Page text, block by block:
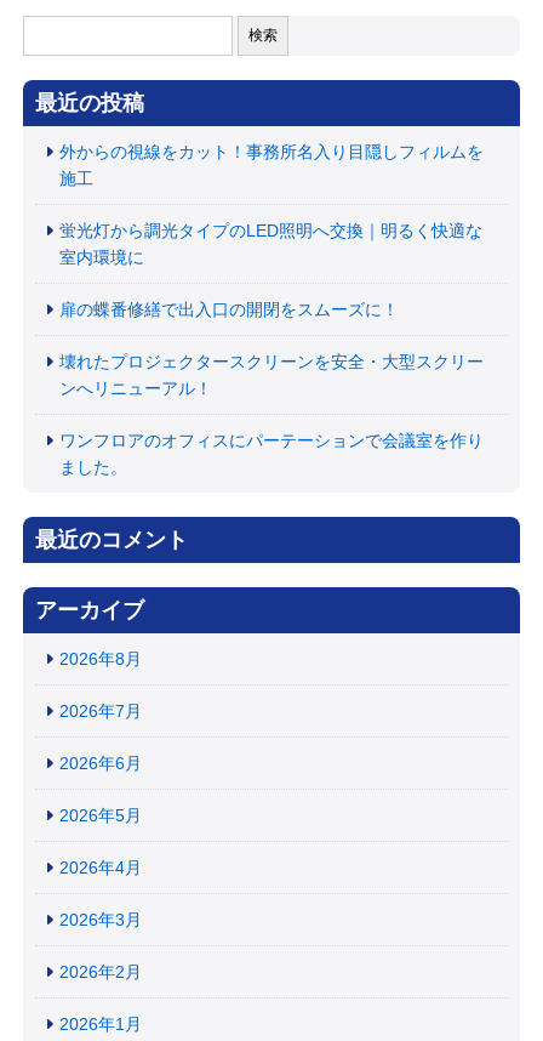
索:
最近の投稿
外からの視線をカット！事務所名入り目隠しフィルムを
施工
蛍光灯から調光タイプのLED照明へ交換｜明るく快適な
室内環境に
扉の蝶番修繕で出入口の開閉をスムーズに！
壊れたプロジェクタースクリーンを安全・大型スクリー
ンへリニューアル！
ワンフロアのオフィスにパーテーションで会議室を作り
ました。
最近のコメント
アーカイブ
2026年8月
2026年7月
2026年6月
2026年5月
2026年4月
2026年3月
2026年2月
2026年1月